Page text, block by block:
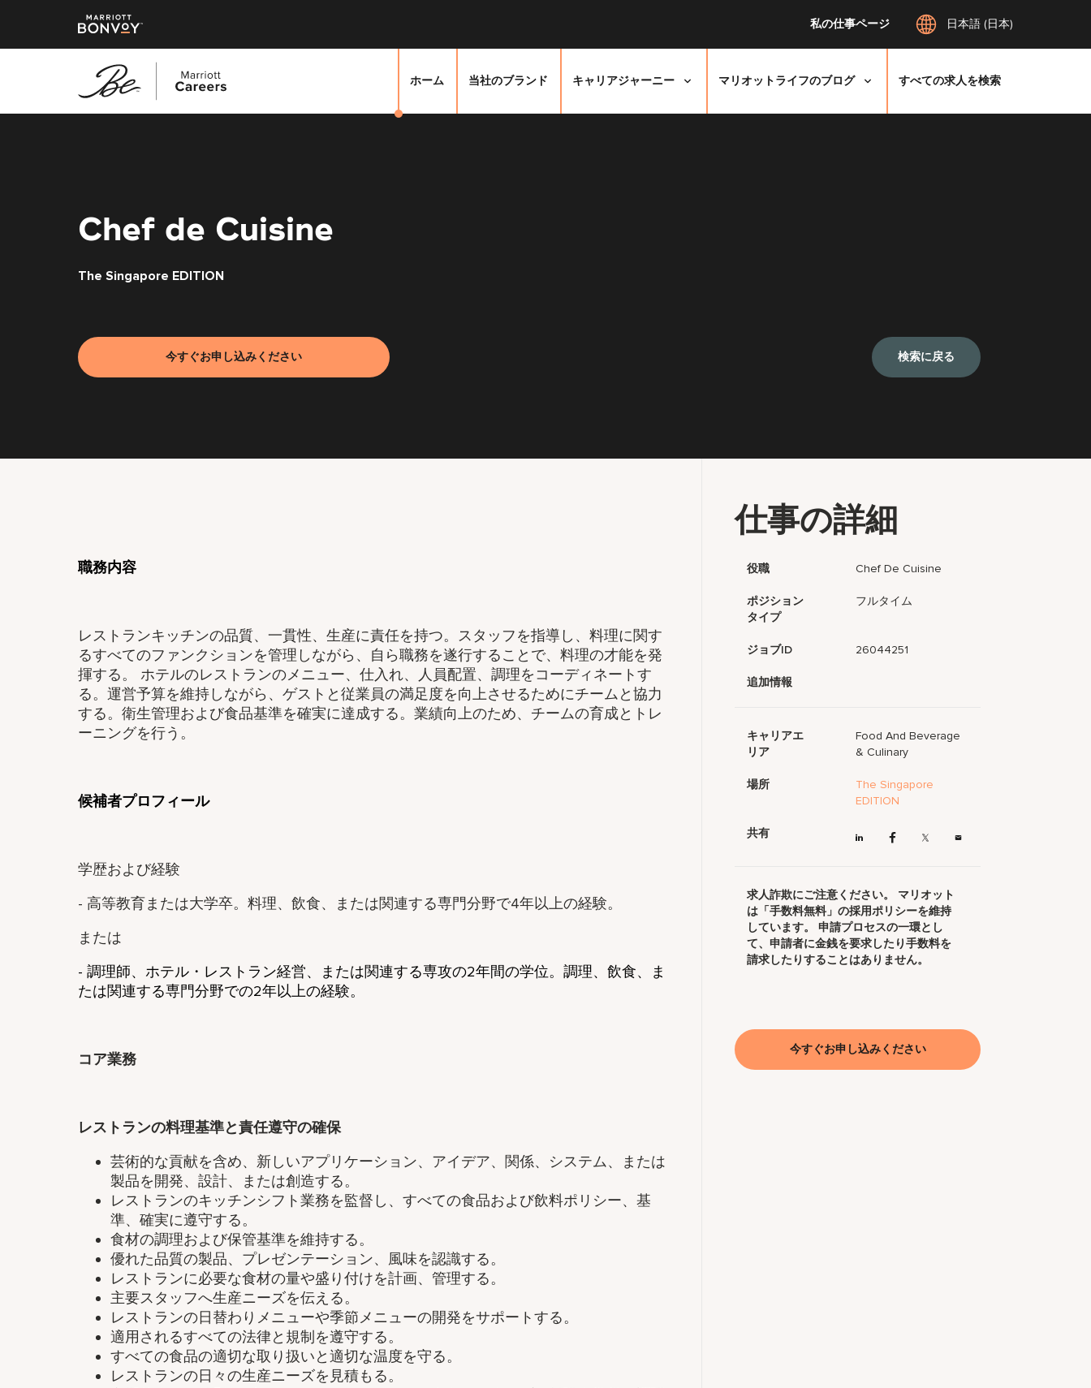
私の仕事ページ 日本語 (日本)
ホーム 当社のブランド キャリアジャーニー マリオットライフのブログ すべての求人を検索
Chef de Cuisine
The Singapore EDITION
今すぐお申し込みください 検索に戻る
職務内容
レストランキッチンの品質、一貫性、生産に責任を持つ。スタッフを指導し、料理に関す
るすべてのファンクションを管理しながら、自ら職務を遂行することで、料理の才能を発
揮する。 ホテルのレストランのメニュー、仕入れ、人員配置、調理をコーディネートす
る。運営予算を維持しながら、ゲストと従業員の満足度を向上させるためにチームと協力
する。衛生管理および食品基準を確実に達成する。業績向上のため、チームの育成とトレ
ーニングを行う。
候補者プロフィール
学歴および経験
- 高等教育または大学卒。料理、飲食、または関連する専門分野で4年以上の経験。
または
- 調理師、ホテル・レストラン経営、または関連する専攻の2年間の学位。調理、飲食、ま
たは関連する専門分野での2年以上の経験。
コア業務
レストランの料理基準と責任遵守の確保
芸術的な貢献を含め、新しいアプリケーション、アイデア、関係、システム、または
製品を開発、設計、または創造する。
レストランのキッチンシフト業務を監督し、すべての食品および飲料ポリシー、基
準、確実に遵守する。
食材の調理および保管基準を維持する。
優れた品質の製品、プレゼンテーション、風味を認識する。
レストランに必要な食材の量や盛り付けを計画、管理する。
主要スタッフへ生産ニーズを伝える。
レストランの日替わりメニューや季節メニューの開発をサポートする。
適用されるすべての法律と規制を遵守する。
すべての食品の適切な取り扱いと適切な温度を守る。
レストランの日々の生産ニーズを見積もる。
仕事の詳細
役職 Chef De Cuisine
ポジション
タイプ
フルタイム
ジョブID 26044251
追加情報
キャリアエ
リア
Food And Beverage
& Culinary
場所
The Singapore
EDITION
共有
求人詐欺にご注意ください。 マリオット
は「手数料無料」の採用ポリシーを維持
しています。 申請プロセスの一環とし
て、申請者に金銭を要求したり手数料を
請求したりすることはありません。
今すぐお申し込みください